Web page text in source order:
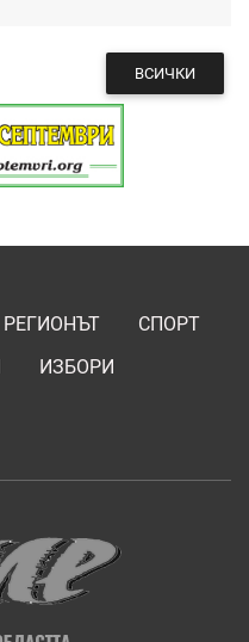
ВСИЧКИ
РЕГИОНЪТ
СПОРТ
ИЗБОРИ